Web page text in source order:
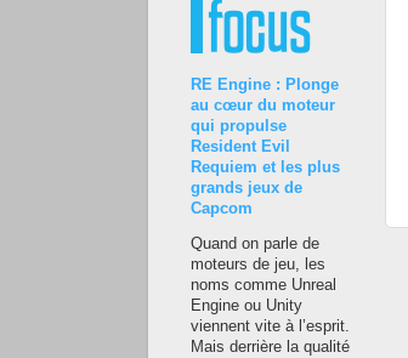
RE Engine : Plonge
au cœur du moteur
qui propulse
Resident Evil
Requiem et les plus
grands jeux de
Capcom
Quand on parle de
moteurs de jeu, les
noms comme Unreal
Engine ou Unity
viennent vite à l’esprit.
Mais derrière la qualité